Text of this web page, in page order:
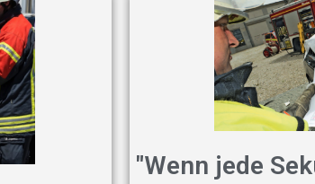
"Wenn jede